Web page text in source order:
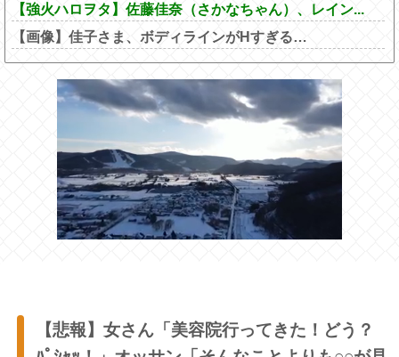
【強火ハロヲタ】佐藤佳奈（さかなちゃん）、レイン...
【画像】佳子さま、ボディラインがHすぎる…
【悲報】女さん「美容院行ってきた！どう？